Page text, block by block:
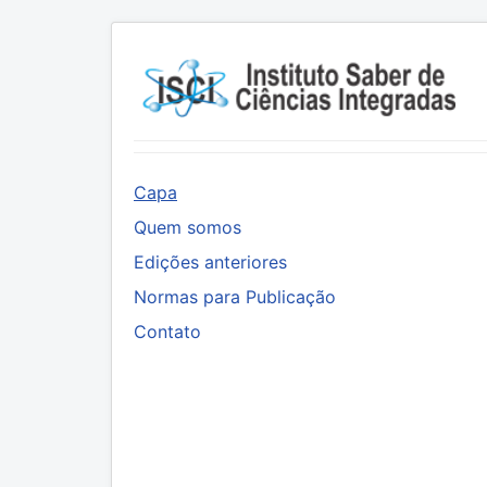
Capa
Quem somos
Edições anteriores
Normas para Publicação
Contato